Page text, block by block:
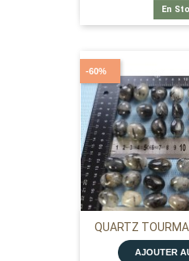
En
QUARTZ
AJOUTER
-60%